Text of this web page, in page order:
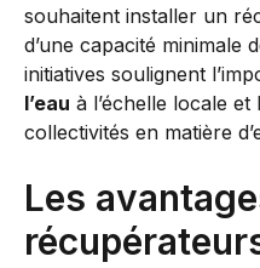
souhaitent installer un
d’une capacité minimale
initiatives soulignent
l’eau à l’échelle locale et
collectivités en matière
Les